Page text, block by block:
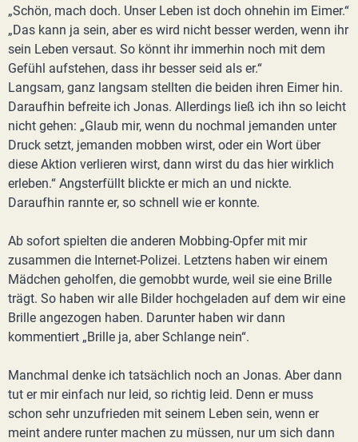
„Schön, mach doch. Unser Leben ist doch ohnehin im Eimer.“
„Das kann ja sein, aber es wird nicht besser werden, wenn ihr
sein Leben versaut. So könnt ihr immerhin noch mit dem
Gefühl aufstehen, dass ihr besser seid als er.“
Langsam, ganz langsam stellten die beiden ihren Eimer hin.
Daraufhin befreite ich Jonas. Allerdings ließ ich ihn so leicht
nicht gehen: „Glaub mir, wenn du nochmal jemanden unter
Druck setzt, jemanden mobben wirst, oder ein Wort über
diese Aktion verlieren wirst, dann wirst du das hier wirklich
erleben.“ Angsterfüllt blickte er mich an und nickte.
Daraufhin rannte er, so schnell wie er konnte.
Ab sofort spielten die anderen Mobbing-Opfer mit mir
zusammen die Internet-Polizei. Letztens haben wir einem
Mädchen geholfen, die gemobbt wurde, weil sie eine Brille
trägt. So haben wir alle Bilder hochgeladen auf dem wir eine
Brille angezogen haben. Darunter haben wir dann
kommentiert „Brille ja, aber Schlange nein“.
Manchmal denke ich tatsächlich noch an Jonas. Aber dann
tut er mir einfach nur leid, so richtig leid. Denn er muss
schon sehr unzufrieden mit seinem Leben sein, wenn er
meint andere runter machen zu müssen, nur um sich dann